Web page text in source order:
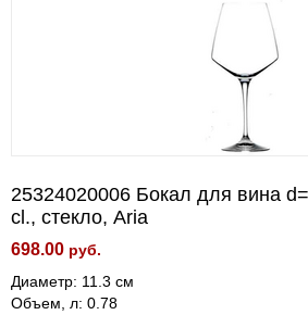
25324020006 Бокал для вина
cl., стекло, Aria
698.00 руб.
Диаметр: 11.3 см
Объем, л: 0.78